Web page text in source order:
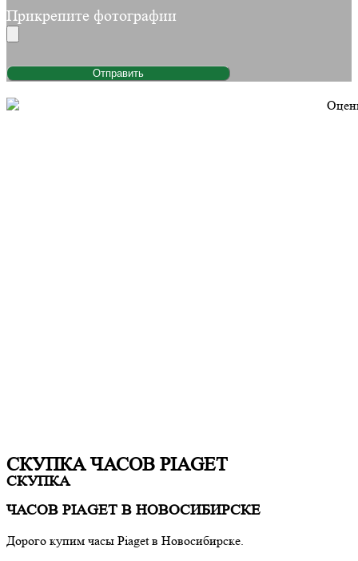
Прикрепите фотографии
СКУПКА ЧАСОВ PIAGET
СКУПКА
ЧАСОВ PIAGET В НОВОСИБИРСКЕ
Дорого купим часы Piagetв Новосибирске.